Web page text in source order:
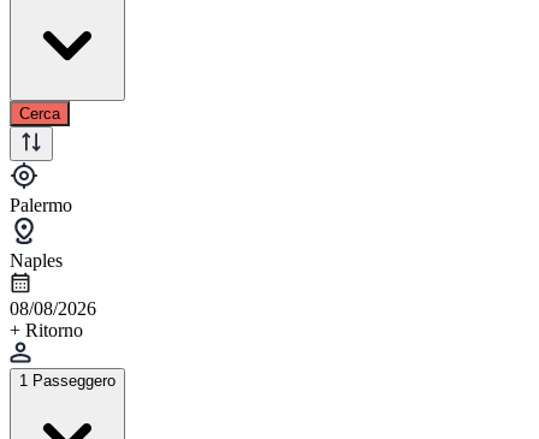
Cerca
Palermo
Naples
08/08/2026
+ Ritorno
1 Passeggero